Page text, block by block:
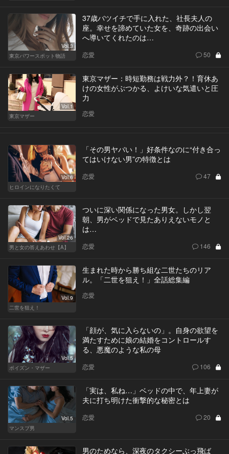
Vol.3
東京パワースポット物語
37歳バツイチで手に入れた、社長夫人の
座。幸せを諦めていた女を、奇跡の出会い
へ導いてくれたのは…
恋愛 50
Vol.1
東京マザー
東京マザー：時短勤務は戦力外？！育休あ
けの女性がぶつかる、よけいな気遣いと圧
力
恋愛
Vol.6
ヒロインになりたくて
「その男ヤバい！」好条件なのに“付き合っ
てはいけない男”の特徴とは
恋愛 47
Vol.26
男と女の答えあわせ【A】
ついに深い関係になった男女。しかし翌
朝、男がベッドで見たありえないモノと
は…
恋愛 146
Vol.9
二世を狙え！
生まれた時から勝ち組な二世たちのリア
ル。「二世を狙え！」全話総集編
恋愛
Vol.5
ポイズン・マザー
「顔が、気に入らないの」。自身の欲望を
満たすために娘の結婚をコントロールす
る、悪魔のような私の母
恋愛 106
Vol.5
マンスプ男
「実は、私ね…」ベッドの中で、年上妻が
夫に打ち明けた衝撃的な秘密とは
恋愛 20
男のためなら、深夜のタクシーぶっ飛ば